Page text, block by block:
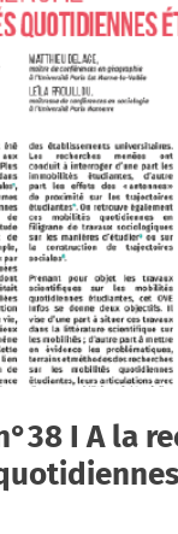
I A la